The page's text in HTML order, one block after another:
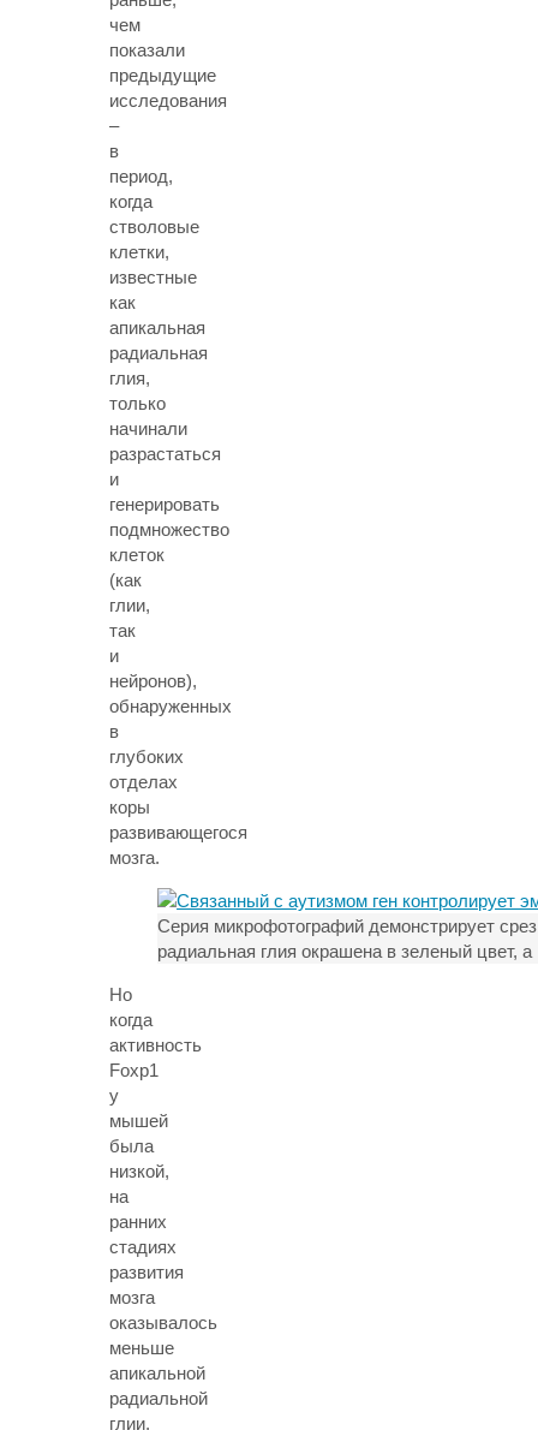
чем
показали
предыдущие
исследования
–
в
период,
когда
стволовые
клетки,
известные
как
апикальная
радиальная
глия,
только
начинали
разрастаться
и
генерировать
подмножество
клеток
(как
глии,
так
и
нейронов),
обнаруженных
в
глубоких
отделах
коры
развивающегося
мозга.
Серия микрофотографий демонстрирует
радиальная глия окрашена в зеленый цвет,
Но
когда
активность
Foxp1
у
мышей
была
низкой,
на
ранних
стадиях
развития
мозга
оказывалось
меньше
апикальной
радиальной
глии,